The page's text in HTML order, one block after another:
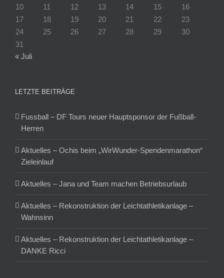
10
11 12 13 14 15
16
17
18 19 20 21 22
23
24
25 26 27 28 29
30
31
« Juli
LETZTE BEITRÄGE
Fussball – DF Tours neuer Hauptsponsor der Fußball-
Herren
Aktuelles – Ochis beim „WirWunder-Spendenmarathon“
Zieleinlauf
Aktuelles – Jana und Team machen Betriebsurlaub
Aktuelles – Rekonstruktion der Leichtathletikanlage –
Wahnsinn
Aktuelles – Rekonstruktion der Leichtathletikanlage –
DANKE Ricci